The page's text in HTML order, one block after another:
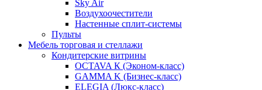
Sky Air
Воздухоочестители
Настенные сплит-системы
Пульты
Мебель торговая и стеллажи
Кондитерские витрины
OCTAVA К (Эконом-класс)
GAMMA K (Бизнес-класс)
ELEGIA (Люкс-класс)